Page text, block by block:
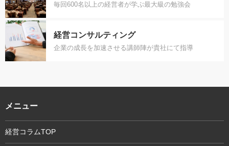
毎回600名以上の経営者が学ぶ最大級の勉強会
経営コンサルティング
企業の成長を加速させる講師陣が貴社にて指導
メニュー
経営コラムTOP